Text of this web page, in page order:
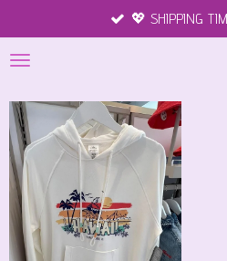
direct
naar
hoofdinhoud
💖 SHIPPING TIMES 💖